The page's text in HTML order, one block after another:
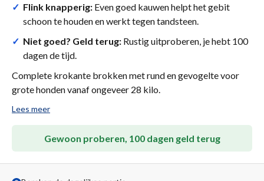
✓ Flink knapperig: Even goed kauwen helpt het gebit
schoon te houden en werkt tegen tandsteen.
✓ Niet goed? Geld terug: Rustig uitproberen, je hebt 100
dagen de tijd.
Complete krokante brokken met rund en gevogelte voor
grote honden vanaf ongeveer 28 kilo.
Lees meer
Gewoon proberen, 100 dagen geld terug